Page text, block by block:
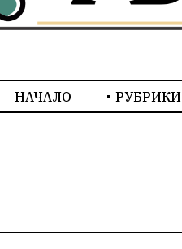
НАЧАЛО РУБРИКИ